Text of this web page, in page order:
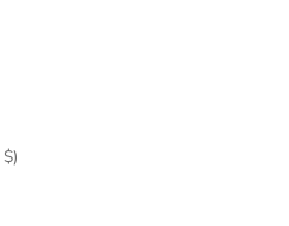
Dominican Republic (DOP $)